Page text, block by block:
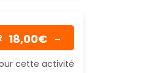
18,00€ →
cette activité